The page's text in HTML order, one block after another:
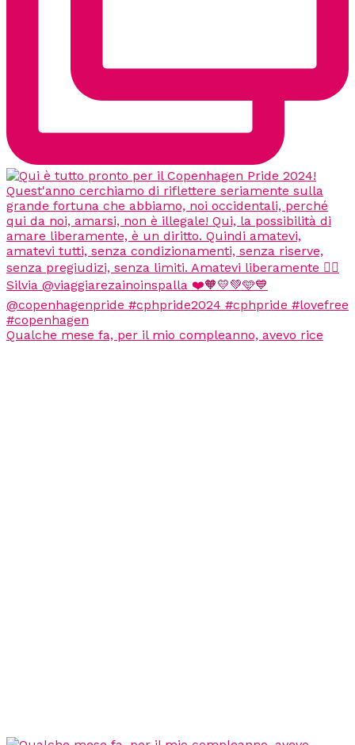
Qualche mese fa, per il mio compleanno, avevo rice